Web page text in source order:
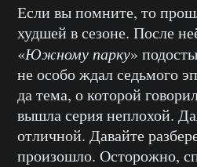
Если вы помните, то
худшей в сезоне. После
«Южному парку»
не особо ждал седьмого
да тема, о которой
вышла серия неплохой.
отличной. Давайте
произошло. Осторожно,